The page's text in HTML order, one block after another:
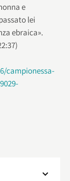
e
lei
ebraica».
campionessa-